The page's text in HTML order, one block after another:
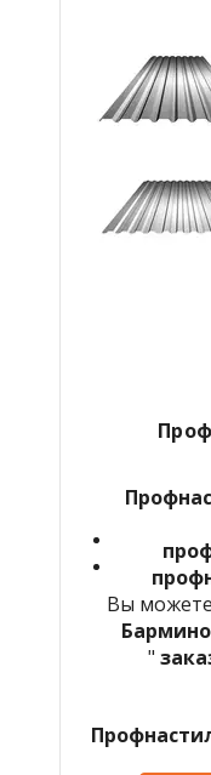
Вы можете
Бармино
"